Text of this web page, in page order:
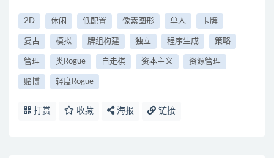
2D 休闲 低配置 像素图形 单人 卡牌
复古 模拟 牌组构建 独立 程序生成 策略
管理 类Rogue 自走棋 资本主义 资源管理
赌博 轻度Rogue
打赏 收藏 海报 链接